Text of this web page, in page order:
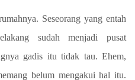
Seseorang yang entah
sudah menjadi pusat
gadis itu tidak tau. Ehem,
belum mengakui hal itu.